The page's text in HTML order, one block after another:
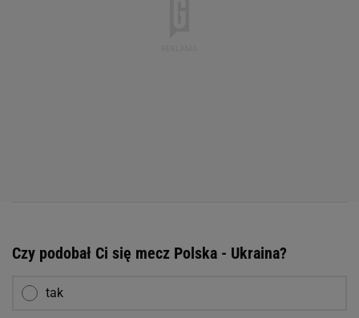
Czy podobał Ci się mecz Polska - Ukraina?
tak